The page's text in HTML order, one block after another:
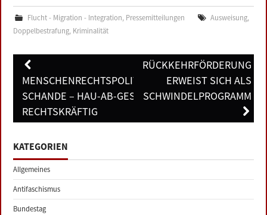
Flucht - Migration - Integration, Pressemitteilungen Ausweisung,
Doppelbestrafung, Kriminalität
Post
navigation
MENSCHENRECHTSPOLITISCHE
SCHANDE – HAU-AB-GESETZ
RECHTSKRÄFTIG
RÜCKKEHRFÖRDERUNG
ERWEIST SICH ALS
SCHWINDELPROGRAMM
KATEGORIEN
Allgemeines
Antifaschismus
Bundestag